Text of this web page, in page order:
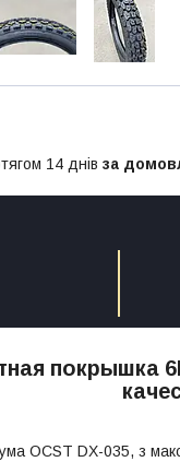
14 днів за
покрышка
OCST DX-035, з